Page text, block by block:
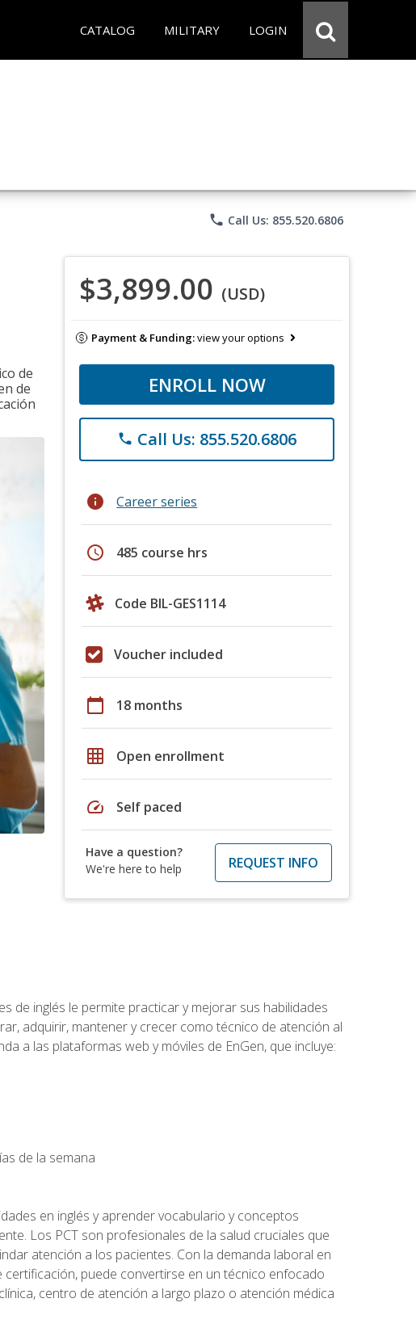
CATALOG MILITARY LOGIN
phone Call Us: 855.520.6806
de
de
$3,899.00 (USD)
Payment & Funding:view your options
ENROLL NOW
phone Call Us: 855.520.6806
info Career series
schedule 485 course hrs
Code BIL-GES1114
Voucher included
calendar_today 18 months
grid_on Open enrollment
speed Self paced
Have a question?
We're here to help
REQUEST INFO
de inglés le permite practicar y mejorar sus habilidades
adquirir, mantener y crecer como técnico de atención al
a las plataformas web y móviles de EnGen, que incluye:
de la semana
en inglés y aprender vocabulario y conceptos
Los PCT son profesionales de la salud cruciales que
atención a los pacientes. Con la demanda laboral en
puede convertirse en un técnico enfocado
centro de atención a largo plazo o atención médica